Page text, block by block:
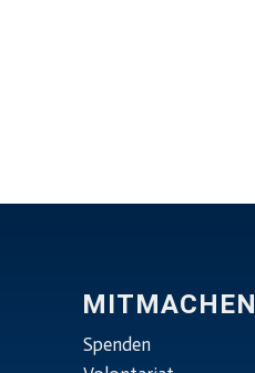
MITMACHEN
Spenden